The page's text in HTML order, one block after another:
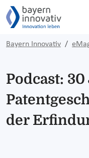
Bayern Innovativ
Podcast:
der